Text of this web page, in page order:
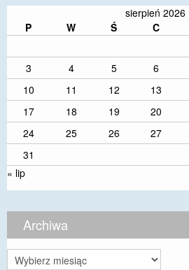
sierpień 2026
P
W Ś C
3
4 5 6
10
11 12 13
17
18 19 20
24
25 26 27
31
« lip
Archiwa
Archiwa